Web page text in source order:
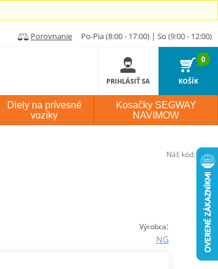
Porovnanie Po-Pia (8:00 - 17:00) | So (9:00 - 12:00)
PRIHLÁSIŤ SA
0
KOŠÍK
Diely na prívesné
vozíky
Kosačky SEGWAY
NAVIMOW
Výrobca:
NG
Náš kód: P1420